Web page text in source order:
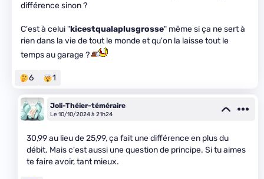
différence sinon ?
C'est à celui "kicestqualaplusgrosse" même si ça ne sert à
rien dans la vie de tout le monde et qu'on la laisse tout le
temps au garage ?
6 1
Joli-Théier-téméraire
Le 10/10/2024 à 21h24
30,99 au lieu de 25,99, ça fait une différence en plus du
débit. Mais c'est aussi une question de principe. Si tu aimes
te faire avoir, tant mieux.